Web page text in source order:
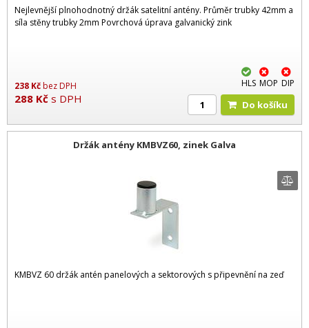
Nejlevnější plnohodnotný držák satelitní antény. Průměr trubky 42mm a
síla stěny trubky 2mm Povrchová úprava galvanický zink
238 Kčbez DPH
288 Kč s DPH
HLS MOP DIP
Do košíku
Držák antény KMBVZ60, zinek Galva
KMBVZ 60 držák antén panelových a sektorových s připevnění na zeď